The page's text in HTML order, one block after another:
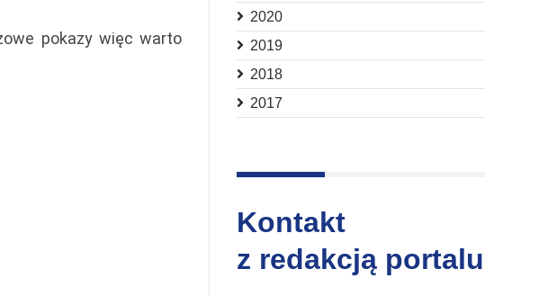
pokazy więc warto
2020
2019
2018
2017
Kontakt
z redakcją portalu